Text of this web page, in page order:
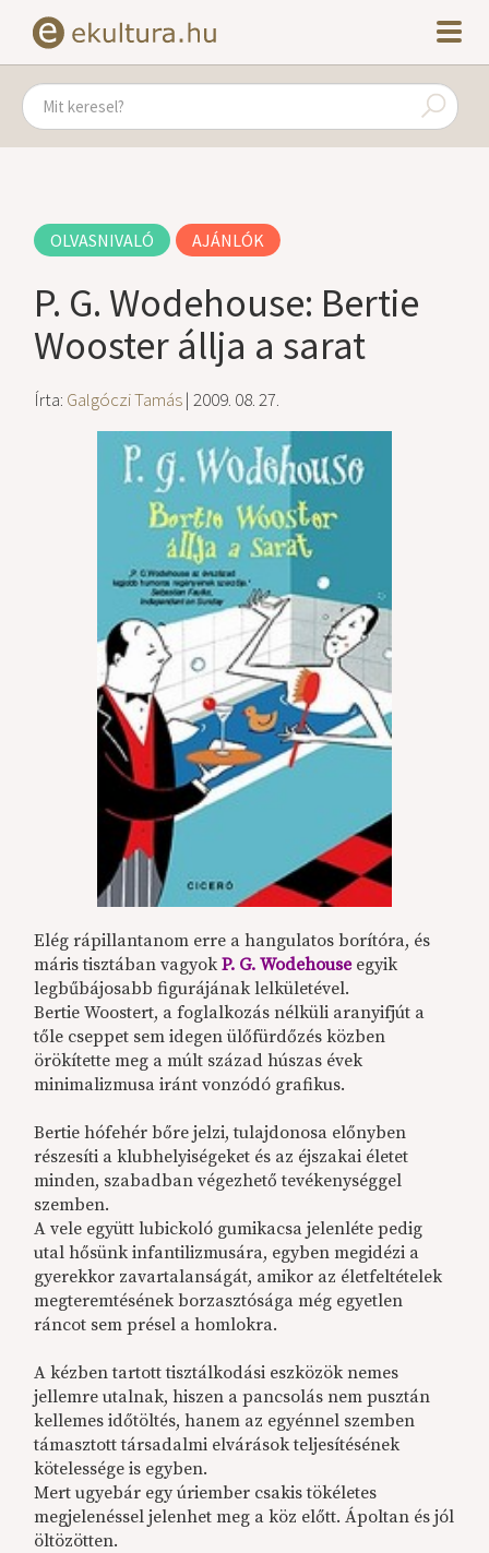
OLVASNIVALÓ AJÁNLÓK
P. G. Wodehouse: Bertie
Wooster állja a sarat
Írta: Galgóczi Tamás| 2009. 08. 27.
Elég rápillantanom erre a hangulatos borítóra, és
máris tisztában vagyokP. G. Wodehouseegyik
legbűbájosabb figurájának lelkületével.
Bertie Woostert, a foglalkozás nélküli aranyifjút a
tőle cseppet sem idegen ülőfürdőzés közben
örökítette meg a múlt század húszas évek
minimalizmusa iránt vonzódó grafikus.
Bertie hófehér bőre jelzi, tulajdonosa előnyben
részesíti a klubhelyiségeket és az éjszakai életet
minden, szabadban végezhető tevékenységgel
szemben.
A vele együtt lubickoló gumikacsa jelenléte pedig
utal hősünk infantilizmusára, egyben megidézi a
gyerekkor zavartalanságát, amikor az életfeltételek
megteremtésének borzasztósága még egyetlen
ráncot sem présel a homlokra.
A kézben tartott tisztálkodási eszközök nemes
jellemre utalnak, hiszen a pancsolás nem pusztán
kellemes időtöltés, hanem az egyénnel szemben
támasztott társadalmi elvárások teljesítésének
kötelessége is egyben.
Mert ugyebár egy úriember csakis tökéletes
megjelenéssel jelenhet meg a köz előtt. Ápoltan és jól
öltözötten.